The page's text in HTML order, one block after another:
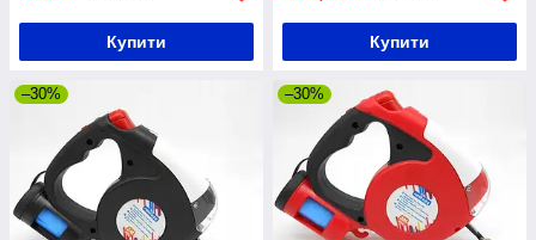
Купити Купити
–30% –30%